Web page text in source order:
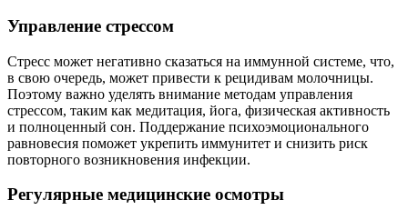
Управление стрессом
Стресс может негативно сказаться на иммунной системе, что,
в свою очередь, может привести к рецидивам молочницы.
Поэтому важно уделять внимание методам управления
стрессом, таким как медитация, йога, физическая активность
и полноценный сон. Поддержание психоэмоционального
равновесия поможет укрепить иммунитет и снизить риск
повторного возникновения инфекции.
Регулярные медицинские осмотры